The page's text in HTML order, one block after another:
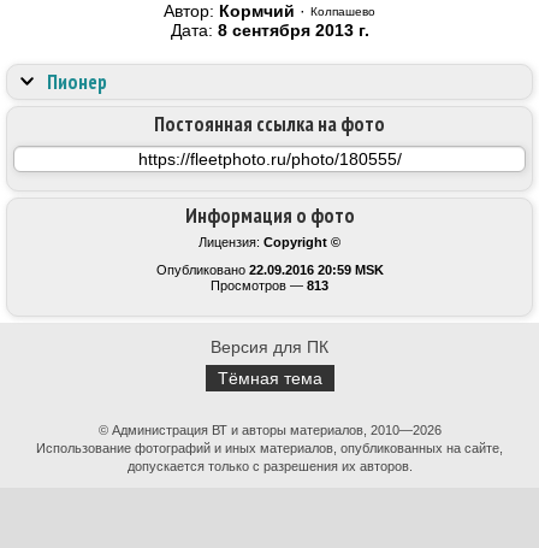
Автор: Кормчий · Колпашево
Дата: 8 сентября 2013 г.
Информация о фото
Лицензия: Copyright ©
Опубликовано 22.09.2016 20:59 MSK
Просмотров — 813
Постоянная ссылка на фото
Пионер
Версия для ПК
Тёмная тема
© Администрация ВТ и авторы материалов, 2010—2026
Использование фотографий и иных материалов, опубликованных на сайте,
допускается только с разрешения их авторов.